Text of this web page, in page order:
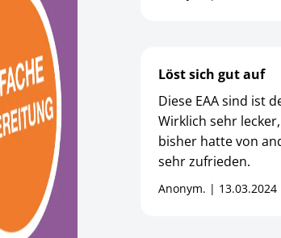
Löst sich gut auf
Diese EAA sind ist
Wirklich sehr
bisher hatte von
sehr zufrieden.
Anonym. | 13.03.2024